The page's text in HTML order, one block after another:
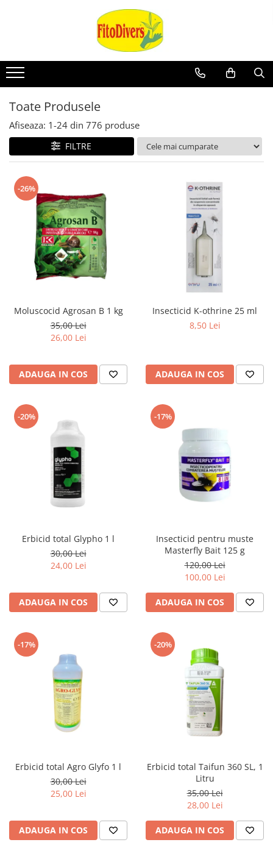
Toate Produsele
Afiseaza: 1-24 din 776 produse
FILTRE
-26%
Moluscocid Agrosan B 1 kg
35,00 Lei
26,00 Lei
ADAUGA IN COS
Insecticid K-othrine 25 ml
8,50 Lei
ADAUGA IN COS
-20%
Erbicid total Glypho 1 l
30,00 Lei
24,00 Lei
ADAUGA IN COS
-17%
Insecticid pentru muste
Masterfly Bait 125 g
120,00 Lei
100,00 Lei
ADAUGA IN COS
-17%
Erbicid total Agro Glyfo 1 l
30,00 Lei
25,00 Lei
ADAUGA IN COS
-20%
Erbicid total Taifun 360 SL, 1
Litru
35,00 Lei
28,00 Lei
ADAUGA IN COS